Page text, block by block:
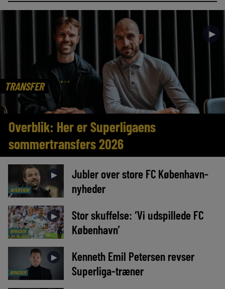
TRANSFER
►
Overblik: Her er Superligaens
sommertransfers 2026
INTERVIEW
►
Jubler over store FC København-
nyheder
NYHEDER
►
Stor skuffelse: ‘Vi udspillede FC
København’
NYHEDER
►
Kenneth Emil Petersen revser
Superliga-træner